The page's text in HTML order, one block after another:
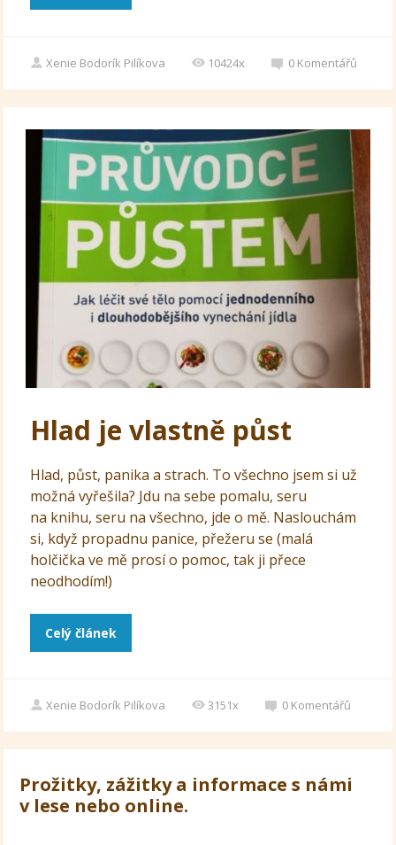
Xenie Bodorík Pilíkova 10424x 0 Komentářů
Hlad je vlastně půst
Hlad, půst, panika a strach. To všechno jsem si už
možná vyřešila? Jdu na sebe pomalu, seru
na knihu, seru na všechno, jde o mě. Naslouchám
si, když propadnu panice, přežeru se (malá
holčička ve mě prosí o pomoc, tak ji přece
neodhodím!)
Celý článek
Xenie Bodorík Pilíkova 3151x 0 Komentářů
Prožitky, zážitky a informace s námi
v lese nebo online.